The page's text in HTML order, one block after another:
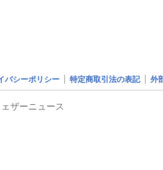
バシーポリシー 特定商取引法の表記 外
ザーニュース